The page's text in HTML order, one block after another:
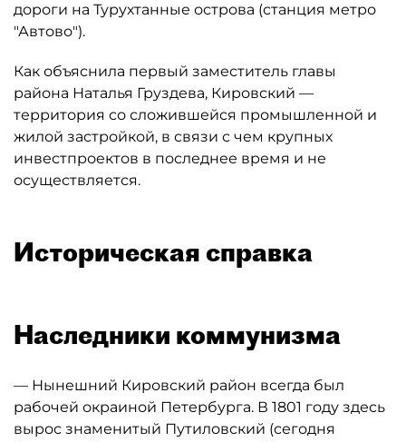
дороги на Турухтанные острова (станция метро
"Автово").
Как объяснила первый заместитель главы
района Наталья Груздева, Кировский —
территория со сложившейся промышленной и
жилой застройкой, в связи с чем крупных
инвестпроектов в последнее время и не
осуществляется.
Историческая справка
Наследники коммунизма
— Нынешний Кировский район всегда был
рабочей окраиной Петербурга. В 1801 году здесь
вырос знаменитый Путиловский (сегодня